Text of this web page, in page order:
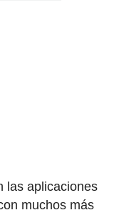
las aplicaciones
muchos más